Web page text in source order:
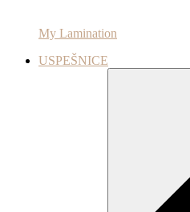
My Lamination
USPEŠNICE